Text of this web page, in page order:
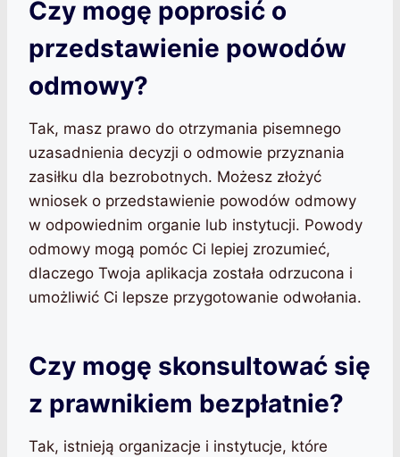
Czy mogę poprosić o
przedstawienie powodów
odmowy?
Tak, masz prawo do otrzymania pisemnego
uzasadnienia decyzji o odmowie przyznania
zasiłku dla bezrobotnych. Możesz złożyć
wniosek o przedstawienie powodów odmowy
w odpowiednim organie lub instytucji. Powody
odmowy mogą pomóc Ci lepiej zrozumieć,
dlaczego Twoja aplikacja została odrzucona i
umożliwić Ci lepsze przygotowanie odwołania.
Czy mogę skonsultować się
z prawnikiem bezpłatnie?
Tak, istnieją organizacje i instytucje, które